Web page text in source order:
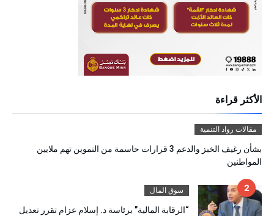
الأكثر قراءة
مقالات رواد التنمية
بشأن رغيف الخبز والدعم 3 قرارات حاسمة من التموين تهم ملايين
المواطنين
سوق المال
“الرقابة المالية” برئاسة د. إسلام عزام تقرر تعديل